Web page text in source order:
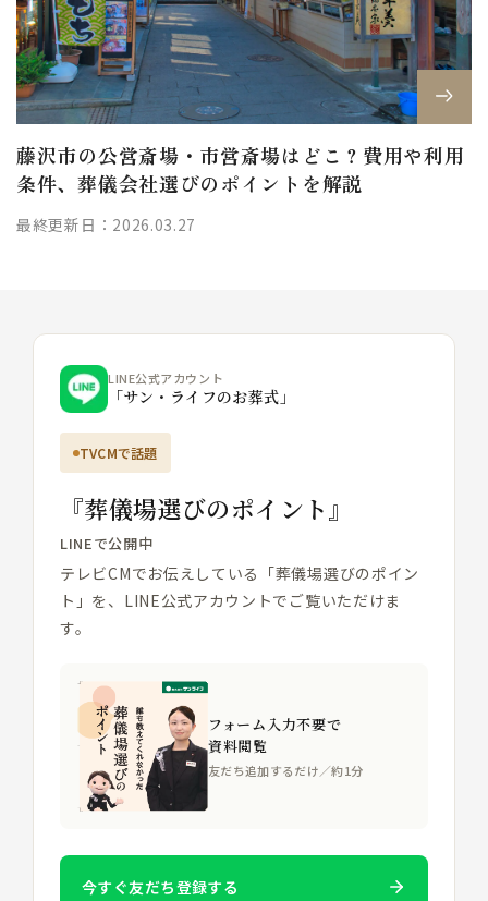
藤沢市の公営斎場・市営斎場はどこ？費用や利用
条件、葬儀会社選びのポイントを解説
最終更新日：2026.03.27
LINE公式アカウント
「サン・ライフのお葬式」
TVCMで話題
『葬儀場選びのポイント』
LINEで公開中
テレビCMでお伝えしている「葬儀場選びのポイン
ト」を、LINE公式アカウントでご覧いただけま
す。
フォーム入力不要で
資料閲覧
友だち追加するだけ／約1分
今すぐ友だち登録する